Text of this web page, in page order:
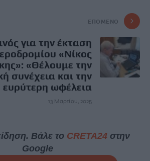
ΕΠΌΜΕΝΟ
για την έκταση
«Νίκος
«Θέλουμε την
συνέχεια και την
ευρύτερη ωφέλεια
13 Μαρτίου, 2025
Βάλε το CRETA24στην
Google